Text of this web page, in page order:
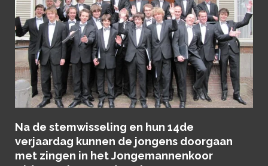
Na de stemwisseling en hun 14de
verjaardag kunnen de jongens doorgaan
met zingen in het Jongemannenkoor